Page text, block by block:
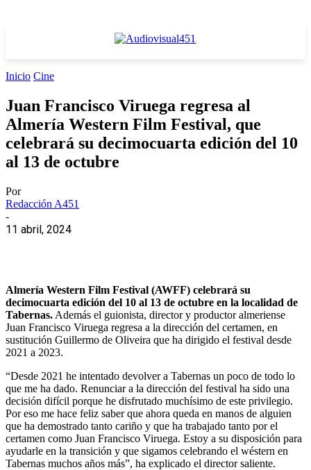
Inicio Cine
Juan Francisco Viruega regresa al
Almería Western Film Festival, que
celebrará su decimocuarta edición del 10
al 13 de octubre
Por
Redacción A451
-
11 abril, 2024
Almería Western Film Festival (AWFF) celebrará su
decimocuarta edición del 10 al 13 de octubre en la localidad de
Tabernas. Además el guionista, director y productor almeriense
Juan Francisco Viruega regresa a la dirección del certamen, en
sustitución Guillermo de Oliveira que ha dirigido el festival desde
2021 a 2023.
“Desde 2021 he intentado devolver a Tabernas un poco de todo lo
que me ha dado. Renunciar a la dirección del festival ha sido una
decisión difícil porque he disfrutado muchísimo de este privilegio.
Por eso me hace feliz saber que ahora queda en manos de alguien
que ha demostrado tanto cariño y que ha trabajado tanto por el
certamen como Juan Francisco Viruega. Estoy a su disposición para
ayudarle en la transición y que sigamos celebrando el wéstern en
Tabernas muchos años más”, ha explicado el director saliente.